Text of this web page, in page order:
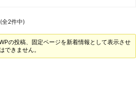
全2件中)
の投稿、固定ページを新着情報として表示させ
できません。